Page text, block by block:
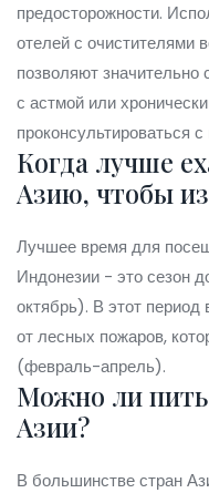
предосторожности.
отелей с очистителями
позволяют значительно
с астмой или
проконсультироваться
Когда лучше
Азию, чтобы
Лучшее время для
Индонезии - это сезон
октябрь). В этот
от лесных пожаров,
(февраль-апрель).
Можно ли пить
Азии?
В большинстве стран